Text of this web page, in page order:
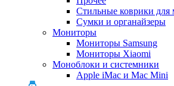
Стильные коврики
Сумки и органайзеры
Мониторы
Мониторы Samsung
Мониторы Xiaomi
Моноблоки и системники
Apple iMac и Mac Mini